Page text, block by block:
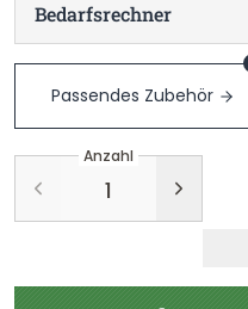
Bedarfsrechner
Passendes Zubehör
Anzahl